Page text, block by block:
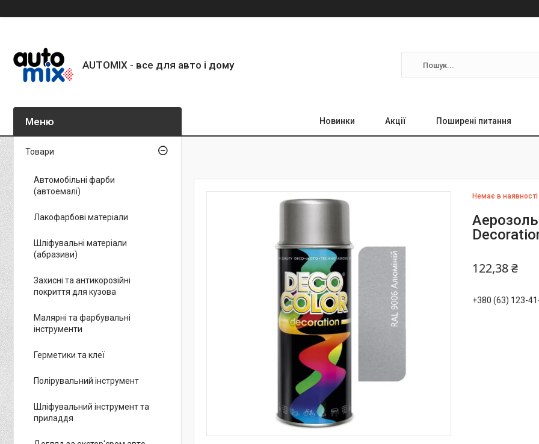
AUTOMIX - все для авто і дому
Новинки Акції Поширені питання
Немає в наявності
122,38 ₴
+380 (63) 123-
Товари
Автомобільні фарби
(автоемалі)
Лакофарбові матеріали
Шліфувальні матеріали
(абразиви)
Захисні та антикорозійні
покриття для кузова
Малярні та фарбувальні
інструменти
Герметики та клеї
Полірувальний інструмент
Шліфувальний інструмент та
приладдя